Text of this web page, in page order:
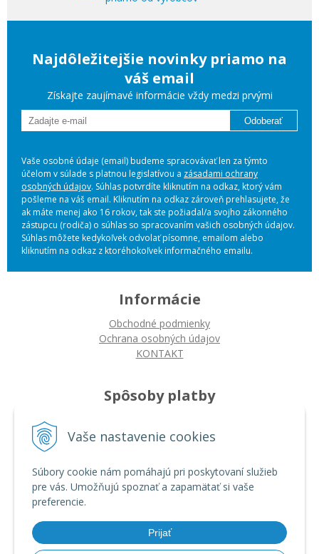
Vaše nastavenie cookies
Súbory cookie nám pomáhajú pri poskytovaní služieb
pre vás. Umožňujú spoznať a zapamätať si vaše
preferencie.
Prijať
Najdôležitejšie novinky priamo na
váš email
Získajte zaujímavé informácie vždy medzi prvými
Odoberať
Vaše osobné údaje (email) budeme spracovávať len za týmto
účelom v súlade s platnou legislatívou a zásadami ochrany
osobných údajov. Súhlas potvrdíte kliknutím na odkaz, ktorý vám
pošleme na váš email. Kliknutím na odkaz zároveň prehlasujete, že
ak máte menej ako 16 rokov, tak ste požiadal/a svojho zákonného
zástupcu (rodiča) o súhlas so spracovaním vašich osobných údajov.
Súhlas môžete kedykoľvek odvolať písomne, emailom alebo
kliknutím na odkaz z ktoréhokoľvek informačného emailu.
Informácie
Obchodné podmienky
Ochrana osobných údajov
KONTAKT
Spôsoby platby
Platba bankovým prevodom
Ako nakupovať
Autorizované servisy